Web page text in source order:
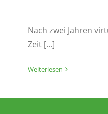
Nach zwei Jahren
Zeit [...]
Weiterlesen